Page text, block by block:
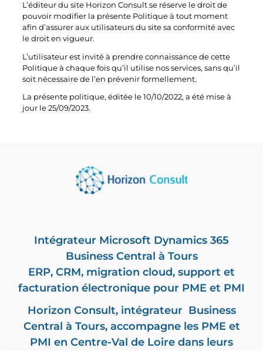
L’éditeur du site Horizon Consult se réserve le droit de
pouvoir modifier la présente Politique à tout moment
afin d’assurer aux utilisateurs du site sa conformité avec
le droit en vigueur.
L’utilisateur est invité à prendre connaissance de cette
Politique à chaque fois qu’il utilise nos services, sans qu’il
soit nécessaire de l’en prévenir formellement.
La présente politique, éditée le 10/10/2022, a été mise à
jour le 25/09/2023.
Intégrateur Microsoft Dynamics 365
Business Central à Tours
ERP, CRM, migration cloud, support et
facturation électronique pour PME et PMI
Horizon Consult, intégrateur Business
Central à Tours, accompagne les PME et
PMI en Centre-Val de Loire dans leurs